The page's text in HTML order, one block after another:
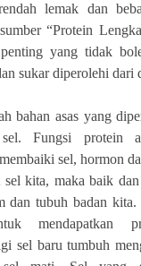
lemak dan
“Protein
yang tidak
sukar diperolehi dari
bahan asas yang
sel. Fungsi protein
sel, hormon
kita, maka baik dan
dan tubuh badan kita.
mendapatkan
sel baru tumbuh